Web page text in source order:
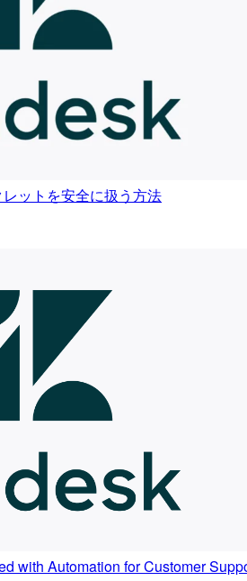
ットを安全に扱う方法
with Automation for Customer